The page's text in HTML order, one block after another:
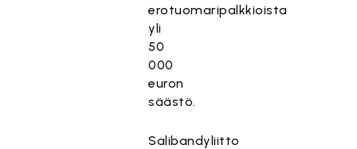
erotuomaripalkkioista
yli
50
000
euron
säästö.
Salibandyliitto